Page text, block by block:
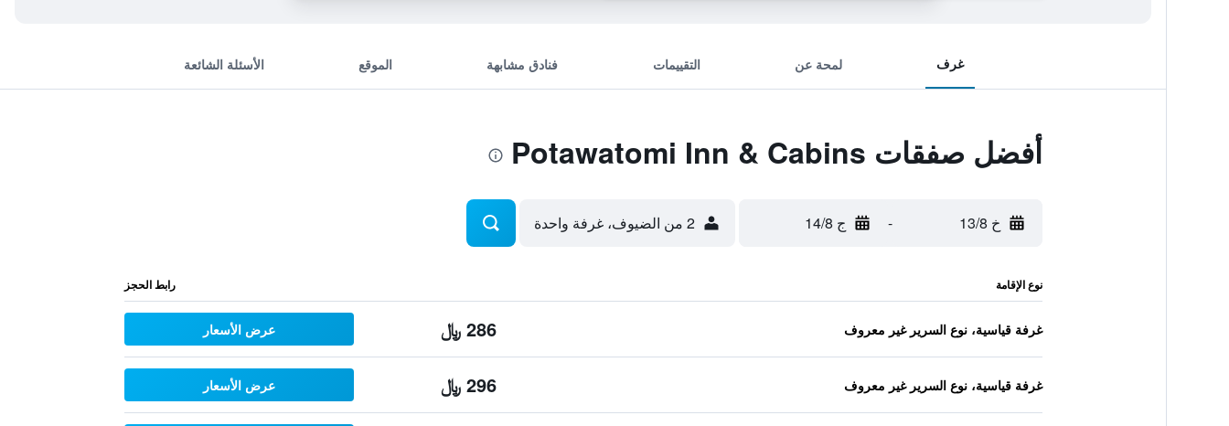
غرف لمحة عن التقييمات فنادق مشابهة الموقع الأسئلة الشائعة
أفضل صفقات Potawatomi Inn & Cabins
خ 13/8 - ج 14/8 2 من الضيوف، غرفة واحدة
نوع الإقامة رابط الحجز
غرفة قياسية، نوع السرير غير معروف 286 ﷼ عرض الأسعار
غرفة قياسية، نوع السرير غير معروف 296 ﷼ عرض الأسعار